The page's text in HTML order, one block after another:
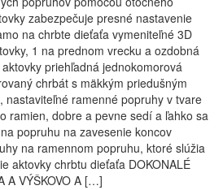
zabezpečuje presné nastavenie
na chrbte dieťaťa vymeniteľné 3D
1 na prednom vrecku a ozdobná
priehľadná jednokomorová
chrbát s mäkkým priedušným
nastaviteľné ramenné popruhy v tvare
ramien, dobre a pevne sedí a ľahko sa
popruhu na zavesenie koncov
na ramennom popruhu, ktoré slúžia
aktovky chrbtu dieťaťa DOKONALÉ
A VÝŠKOVO A […]